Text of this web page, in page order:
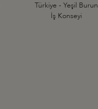
Türkiye - Yeşil Burun
İş Konseyi